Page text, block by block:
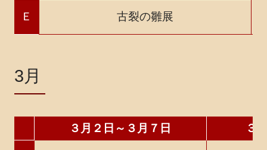
Ｅ 古裂の雛展
3月
３月２日～３月７日 ３